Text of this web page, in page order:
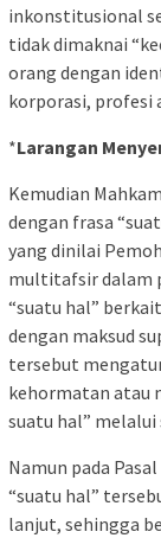
inkonstitusional
tidak dimaknai
orang dengan
korporasi, profesi
*Larangan
Kemudian
dengan frasa
yang dinilai
multitafsir dalam
“suatu hal”
dengan maksud
tersebut
kehormatan atau
suatu hal”
Namun pada
“suatu hal”
lanjut, sehingga